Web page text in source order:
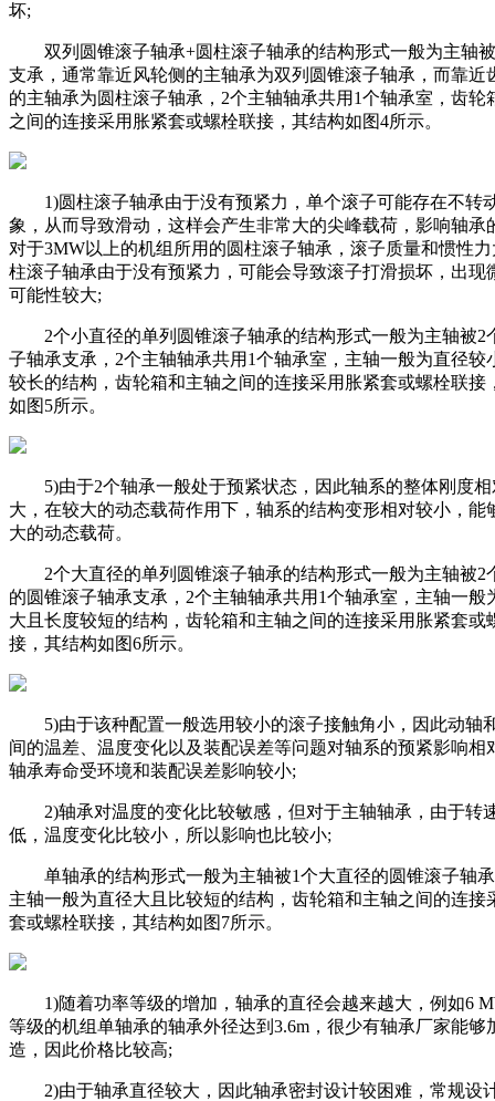
坏;
双列圆锥滚子轴承+圆柱滚子轴承的结构形式一般为主轴
支承，通常靠近风轮侧的主轴承为双列圆锥滚子轴承，而靠近
的主轴承为圆柱滚子轴承，2个主轴轴承共用1个轴承室，齿轮
之间的连接采用胀紧套或螺栓联接，其结构如图4所示。
1)圆柱滚子轴承由于没有预紧力，单个滚子可能存在不转
象，从而导致滑动，这样会产生非常大的尖峰载荷，影响轴承
对于3MW以上的机组所用的圆柱滚子轴承，滚子质量和惯性
柱滚子轴承由于没有预紧力，可能会导致滚子打滑损坏，出现
可能性较大;
2个小直径的单列圆锥滚子轴承的结构形式一般为主轴被2
子轴承支承，2个主轴轴承共用1个轴承室，主轴一般为直径较
较长的结构，齿轮箱和主轴之间的连接采用胀紧套或螺栓联接
如图5所示。
5)由于2个轴承一般处于预紧状态，因此轴系的整体刚度相
大，在较大的动态载荷作用下，轴系的结构变形相对较小，能
大的动态载荷。
2个大直径的单列圆锥滚子轴承的结构形式一般为主轴被2
的圆锥滚子轴承支承，2个主轴轴承共用1个轴承室，主轴一般
大且长度较短的结构，齿轮箱和主轴之间的连接采用胀紧套或
接，其结构如图6所示。
5)由于该种配置一般选用较小的滚子接触角小，因此动轴
间的温差、温度变化以及装配误差等问题对轴系的预紧影响相
轴承寿命受环境和装配误差影响较小;
2)轴承对温度的变化比较敏感，但对于主轴轴承，由于转
低，温度变化比较小，所以影响也比较小;
单轴承的结构形式一般为主轴被1个大直径的圆锥滚子轴
主轴一般为直径大且比较短的结构，齿轮箱和主轴之间的连接
套或螺栓联接，其结构如图7所示。
1)随着功率等级的增加，轴承的直径会越来越大，例如6
等级的机组单轴承的轴承外径达到3.6m，很少有轴承厂家能够
造，因此价格比较高;
2)由于轴承直径较大，因此轴承密封设计较困难，常规设